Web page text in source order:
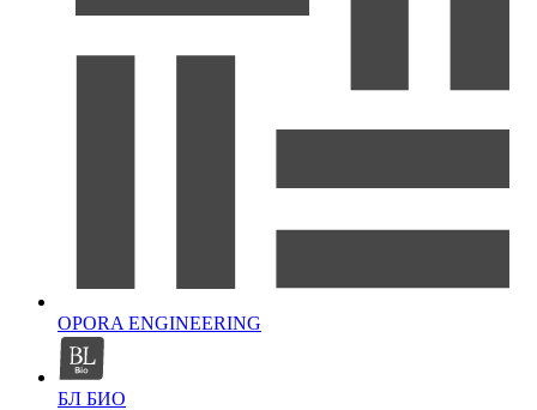
OPORA ENGINEERING
БЛ БИО